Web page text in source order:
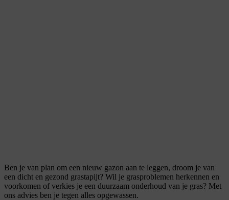
Ben je van plan om een nieuw gazon aan te leggen, droom je van
een dicht en gezond grastapijt? Wil je grasproblemen herkennen en
voorkomen of verkies je een duurzaam onderhoud van je gras? Met
ons advies ben je tegen alles opgewassen.